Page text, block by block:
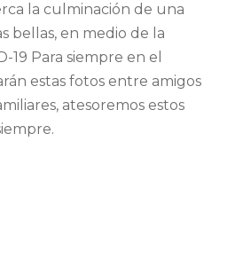
la culminación de una
bellas, en medio de la
19 Para siempre en el
estas fotos entre amigos
atesoremos estos